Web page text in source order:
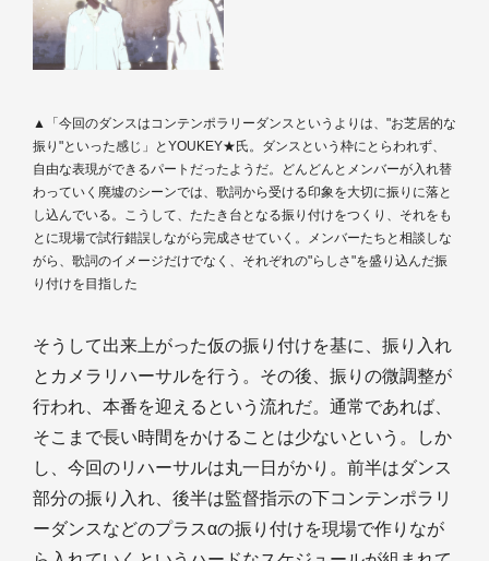
▲「今回のダンスはコンテンポラリーダンスというよりは、"お芝居的な
振り"といった感じ」とYOUKEY★氏。ダンスという枠にとらわれず、
自由な表現ができるパートだったようだ。どんどんとメンバーが入れ替
わっていく廃墟のシーンでは、歌詞から受ける印象を大切に振りに落と
し込んでいる。こうして、たたき台となる振り付けをつくり、それをも
とに現場で試行錯誤しながら完成させていく。メンバーたちと相談しな
がら、歌詞のイメージだけでなく、それぞれの"らしさ"を盛り込んだ振
り付けを目指した
そうして出来上がった仮の振り付けを基に、振り入れ
とカメラリハーサルを行う。その後、振りの微調整が
行われ、本番を迎えるという流れだ。通常であれば、
そこまで長い時間をかけることは少ないという。しか
し、今回のリハーサルは丸一日がかり。前半はダンス
部分の振り入れ、後半は監督指示の下コンテンポラリ
ーダンスなどのプラスαの振り付けを現場で作りなが